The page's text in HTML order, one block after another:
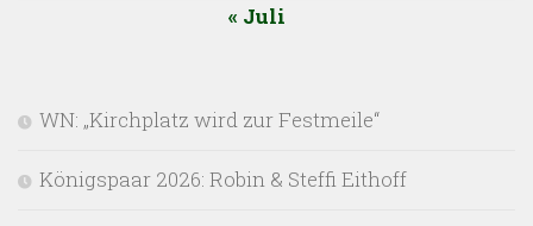
« Juli
WN: „Kirchplatz wird zur Festmeile“
Königspaar 2026: Robin & Steffi Eithoff